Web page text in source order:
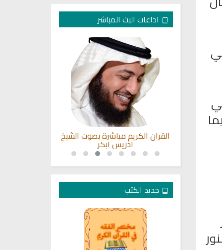
اذاعات البث المباشر
القران الكريم مباشرة بصوت الشيخ
ادريس ابكر
جديد الكتب